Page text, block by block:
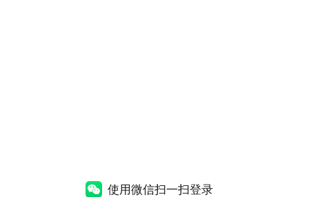
使用微信扫一扫登录